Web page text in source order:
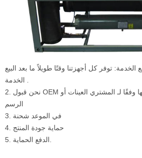
： 1. بعد البيع الخدمة: توفر كل أجهزتنا وقتًا طويلاً ما بعد البيع
2. نحن قبول OEM الطلبات ، تتم معالجتها وفقًا لـ المشتري العينات أو
الرسم
3. في الموعد شحنة
4. حماية جودة المنتج